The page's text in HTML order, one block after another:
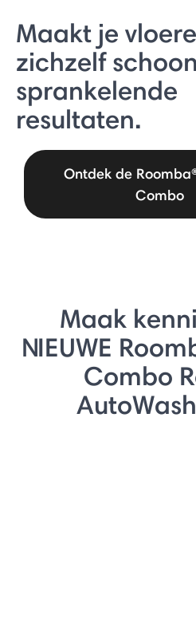
Maakt je
zichzelf
sprankelende
resultaten.
Ontdek de
Combo
Maak
NIEUWE
Combo